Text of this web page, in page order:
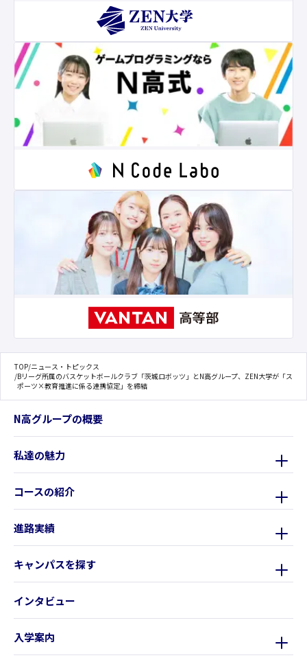
TOP/ニュース・トピックス
/Bリーグ所属のバスケットボールクラブ「茨城ロボッツ」とN高グループ、ZEN大学が「ス
ポーツ×教育推進に係る連携協定」を締結
N高グループの概要
私達の魅力
コースの紹介
進路実績
キャンパスを探す
インタビュー
入学案内